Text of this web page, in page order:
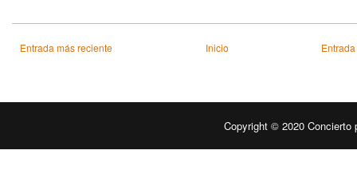
Entrada más reciente Inicio
Copyright © 2020 Concierto